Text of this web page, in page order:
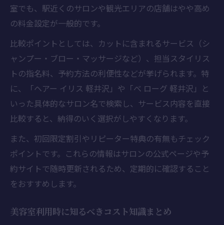
駅近で便利な美容室の見分け方を紹介
美容室探しに活かせる地元情報の集め方
美容室利用時の駅周辺アクセス確認術
美容室選びを成功させる最新の比較情報
美容室比較で失敗しないチェックリスト
料金とサービスからみる美容室選びのコツ
美容室の口コミや評判を活かす比較方法
美容室比較で見落としがちな注意点を解説
室でも、駅近くのサロンや観光エリアの店舗はやや高め
の料金設定が一般的です。
比較ポイントとしては、カットに含まれるサービス（シ
ャンプー・ブロー・マッサージなど）、担当スタイリス
トの指名料、予約方法の利便性などが挙げられます。特
に、「ヘアー イリス 軽井沢」や「べ ローグ 軽井沢」と
いった具体的なサロン名で検索し、サービス内容を直接
比較すると、納得のいく選択がしやすくなります。
また、初回限定割引やリピーター特典の有無もチェック
ポイントです。これらの情報はサロンの公式ページや予
約サイトで随時更新されるため、定期的に確認すること
をおすすめします。
美容室利用時に知るべきコスト知識まとめ